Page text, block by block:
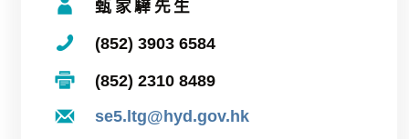
甄家驊先生
(852) 3903 6584
(852) 2310 8489
se5.ltg@hyd.gov.hk